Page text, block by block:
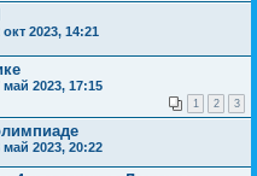
2023, 14:21
2023, 17:15
1 2 3
2023, 20:22